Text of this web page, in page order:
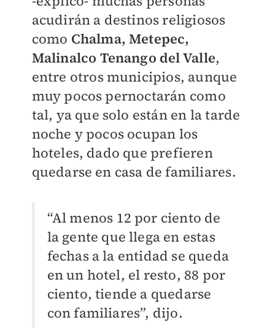
acudirán a destinos religiosos
como Chalma, Metepec,
Malinalco Tenango del Valle,
entre otros municipios, aunque
muy pocos pernoctarán como
tal, ya que solo están en la tarde
noche y pocos ocupan los
hoteles, dado que prefieren
quedarse en casa de familiares.
“Al menos 12 por ciento de
la gente que llega en estas
fechas a la entidad se queda
en un hotel, el resto, 88 por
ciento, tiende a quedarse
con familiares”, dijo.